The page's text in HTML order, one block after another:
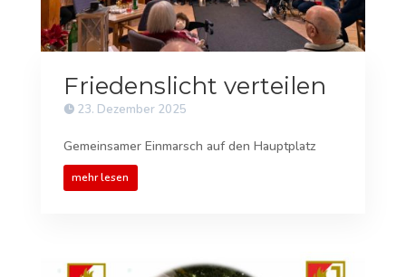
Friedenslicht verteilen
23. Dezember 2025
Gemeinsamer Einmarsch auf den Hauptplatz
mehr lesen